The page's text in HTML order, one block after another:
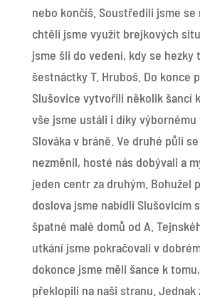
nebo končíš. Soustředili jsme se
chtěli jsme využít brejkových
jsme šli do vedení, kdy se hezky
šestnáctky T. Hruboš. Do konce
Slušovice vytvořili několik šancí
vše jsme ustáli i díky výbornému
Slováka v bráně. Ve druhé půli
nezměnil, hosté nás dobývali a
jeden centr za druhým. Bohužel
doslova jsme nabídli Slušovicím
špatné malé domů od A.
utkání jsme pokračovali v
dokonce jsme měli šance k
překlopili na naši stranu. Jednak